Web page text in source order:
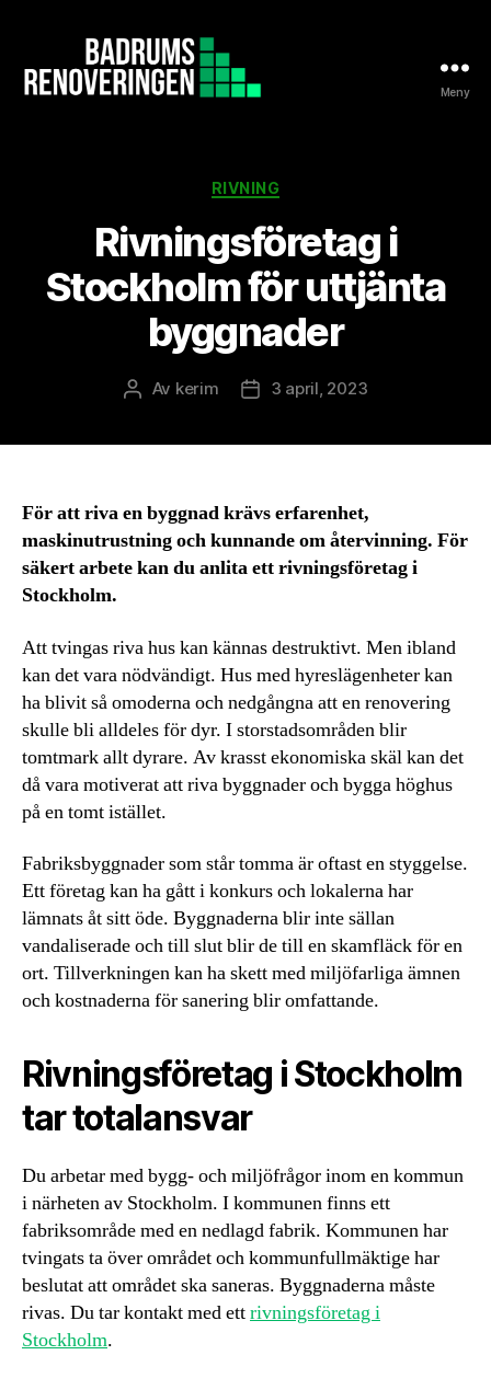
Meny
Kategorier
RIVNING
Rivningsföretag i
Stockholm för uttjänta
byggnader
Inläggsförfattare
Av kerim Inläggsdatum
3 april, 2023
För att riva en byggnad krävs erfarenhet,
maskinutrustning och kunnande om återvinning. För
säkert arbete kan du anlita ett rivningsföretag i
Stockholm.
Att tvingas riva hus kan kännas destruktivt. Men ibland
kan det vara nödvändigt. Hus med hyreslägenheter kan
ha blivit så omoderna och nedgångna att en renovering
skulle bli alldeles för dyr. I storstadsområden blir
tomtmark allt dyrare. Av krasst ekonomiska skäl kan det
då vara motiverat att riva byggnader och bygga höghus
på en tomt istället.
Fabriksbyggnader som står tomma är oftast en styggelse.
Ett företag kan ha gått i konkurs och lokalerna har
lämnats åt sitt öde. Byggnaderna blir inte sällan
vandaliserade och till slut blir de till en skamfläck för en
ort. Tillverkningen kan ha skett med miljöfarliga ämnen
och kostnaderna för sanering blir omfattande.
Rivningsföretag i Stockholm
tar totalansvar
Du arbetar med bygg- och miljöfrågor inom en kommun
i närheten av Stockholm. I kommunen finns ett
fabriksområde med en nedlagd fabrik. Kommunen har
tvingats ta över området och kommunfullmäktige har
beslutat att området ska saneras. Byggnaderna måste
rivas. Du tar kontakt med ettrivningsföretag i
Stockholm.